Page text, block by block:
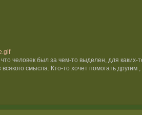
человек был за чем-то выделен, для каких-
смысла. Кто-то хочет помогать